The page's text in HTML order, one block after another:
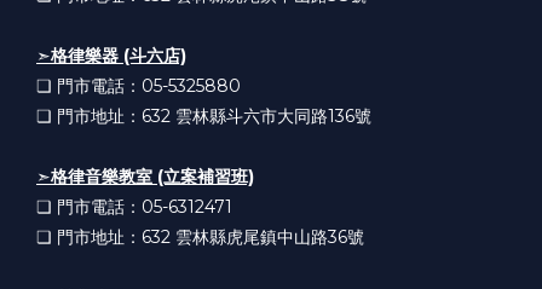
➣格律樂器 (斗六店)
❏ 門市電話：05-5325880
❏ 門市地址：632 雲林縣斗六市大同路136號
➣格律音樂教室 (立案補習班)
❏ 門市電話：05-6312471
❏ 門市地址：632 雲林縣虎尾鎮中山路36號